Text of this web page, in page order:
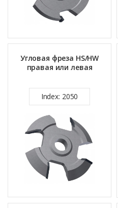
Угловая фреза HS/HW
правая или левая
Index: 2050